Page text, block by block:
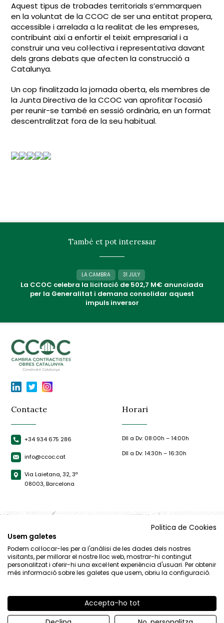
Aquest tipus de trobades territorials s’emmarquen
en la voluntat de la CCOC de ser una entitat propera,
accessible i arrelada a la realitat de les empreses,
contribuint així a enfortir el teixit empresarial i a
construir una veu col·lectiva i representativa davant
dels grans debats que afecten la construcció a
Catalunya.
Un cop finalitzada la jornada oberta, els membres de
la Junta Directiva de la CCOC van aprofitar l’ocasió
per reunir-se també en sessió ordinària, en un format
descentralitzat fora de la seu habitual.
També et pot interessar
LA CAMBRA 31 JULY
La CCOC celebra la licitació de 502,7 M€ anunciada
per la Generalitat i demana consolidar aquest
impuls inversor
Contacte
+34 934 675 286
info@ccoc.cat
Via Laietana, 32, 3ª
08003, Barcelona
Horari
Dll a Dv: 08:00h – 14:00h
Dll a Dv: 14:30h – 16:30h
Avís Legal Política de privacitat | Política de cookies
Politica de Cookies
Usem galetes
Podem col·locar-les per a l'anàlisi de les dades dels nostres
visitants, per millorar el nostre lloc web, mostrar-hi contingut
personalitzat i oferir-hi una excel·lent experiència d'usuari. Per obtenir
més informació sobre les galetes que usem, obriu la configuració.
Accepta-ho tot